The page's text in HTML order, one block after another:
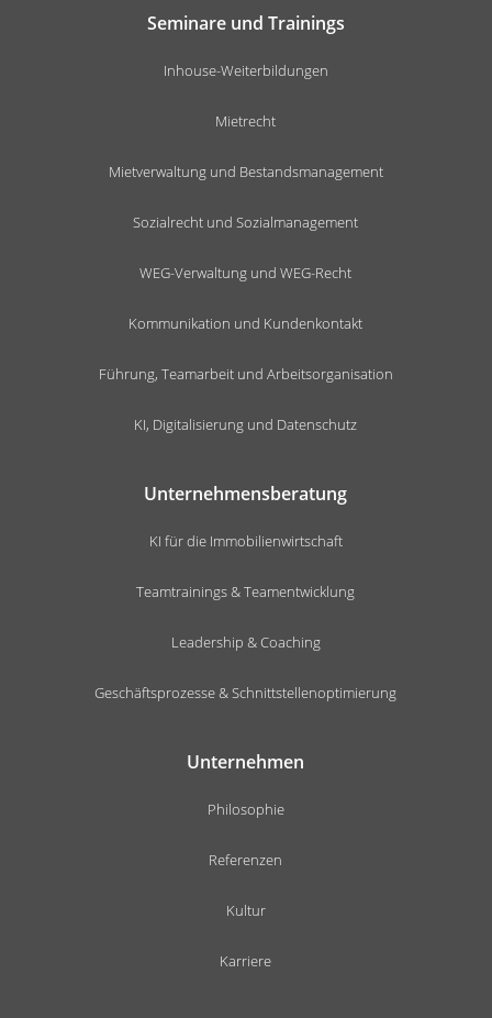
Seminare und Trainings
Inhouse-Weiterbildungen
Mietrecht
Mietverwaltung und Bestandsmanagement
Sozialrecht und Sozialmanagement
WEG-Verwaltung und WEG-Recht
Kommunikation und Kundenkontakt
Führung, Teamarbeit und Arbeitsorganisation
KI, Digitalisierung und Datenschutz
Unternehmensberatung
KI für die Immobilienwirtschaft
Teamtrainings & Teamentwicklung
Leadership & Coaching
Geschäftsprozesse & Schnittstellenoptimierung
Unternehmen
Philosophie
Referenzen
Kultur
Karriere